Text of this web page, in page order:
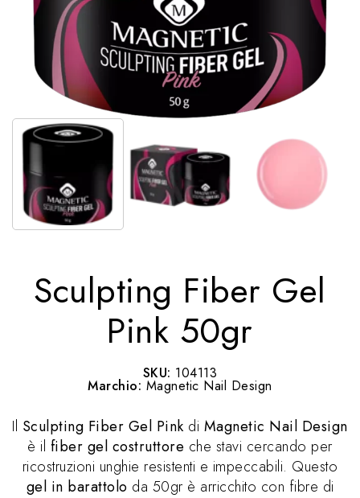
Sculpting Fiber Gel
Pink 50gr
SKU: 104113
Marchio: Magnetic Nail Design
Il Sculpting Fiber Gel Pink di Magnetic Nail Design
è il fiber gel costruttore che stavi cercando per
ricostruzioni unghie resistenti e impeccabili. Questo
gel in barattolo da 50gr è arricchito con fibre di